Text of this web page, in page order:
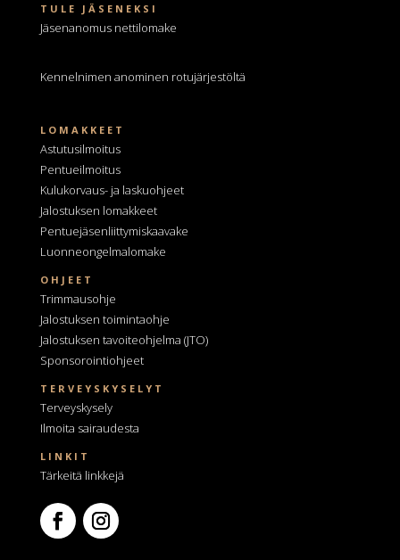
TULE JÄSENEKSI
Jäsenanomus nettilomake
Kennelnimen anominen rotujärjestöltä
LOMAKKEET
Astutusilmoitus
Pentueilmoitus
Kulukorvaus- ja laskuohjeet
Jalostuksen lomakkeet
Pentuejäsenliittymiskaavake
Luonneongelmalomake
OHJEET
Trimmausohje
Jalostuksen toimintaohje
Jalostuksen tavoiteohjelma (JTO)
Sponsorointiohjeet
TERVEYSKYSELYT
Terveyskysely
Ilmoita sairaudesta
LINKIT
Tärkeitä linkkejä